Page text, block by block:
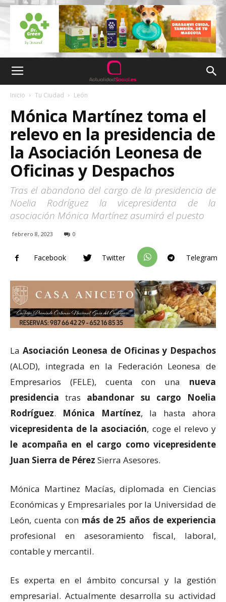
Inicio Tu Ciudad León
Mónica Martínez toma el
relevo en la presidencia de
la Asociación Leonesa de
Oficinas y Despachos
Tras el abandono del cargo de la presidencia de
Noelia Rodríguez la vicepresidenta de la
asociación Mónica Martínez asumirá el puesto
febrero 8, 2023 0
Facebook Twitter Telegram
La Asociación Leonesa de Oficinas y Despachos
(ALOD), integrada en la Federación Leonesa de
Empresarios (FELE), cuenta con una nueva
presidencia tras abandonar su cargo Noelia
Rodríguez. Mónica Martínez, la hasta ahora
vicepresidenta de la asociación, coge el relevo y
le acompaña en el cargo como vicepresidente
Juan Sierra de Pérez Sierra Asesores.
Mónica Martinez Macías, diplomada en Ciencias
Económicas y Empresariales por la Universidad de
León, cuenta con más de 25 años de experiencia
profesional en asesoramiento fiscal, laboral,
contable y mercantil.
Es experta en el ámbito concursal y la gestión
empresarial. Actualmente desarrolla su actividad